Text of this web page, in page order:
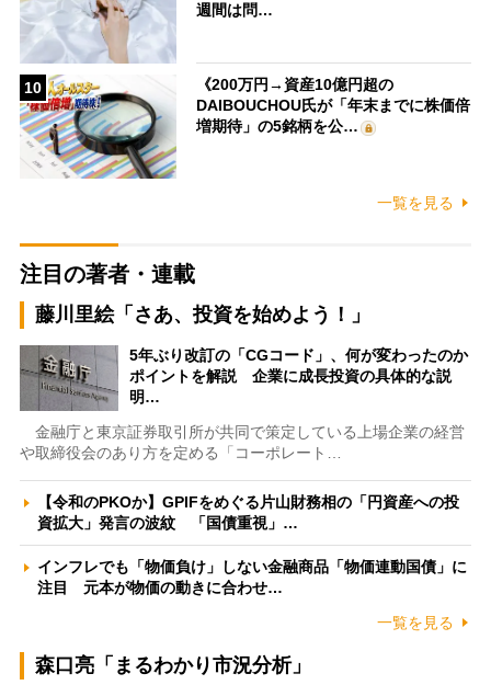
週間は問…
10
《200万円→資産10億円超の
DAIBOUCHOU氏が「年末までに株価倍
増期待」の5銘柄を公…
一覧を見る
注目の著者・連載
藤川里絵「さあ、投資を始めよう！」
5年ぶり改訂の「CGコード」、何が変わったのか
ポイントを解説 企業に成長投資の具体的な説
明…
金融庁と東京証券取引所が共同で策定している上場企業の経営
や取締役会のあり方を定める「コーポレート…
【令和のPKOか】GPIFをめぐる片山財務相の「円資産への投
資拡大」発言の波紋 「国債重視」…
インフレでも「物価負け」しない金融商品「物価連動国債」に
注目 元本が物価の動きに合わせ…
一覧を見る
森口亮「まるわかり市況分析」